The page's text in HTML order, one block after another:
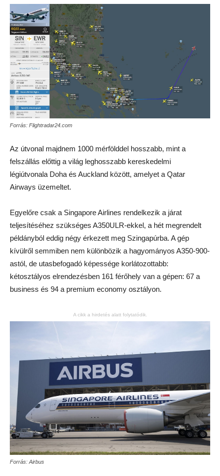
Forrás: Flightradar24.com
Az útvonal majdnem 1000 mérfölddel hosszabb, mint a
felszállás előttig a világ leghosszabb kereskedelmi
légiútvonala Doha és Auckland között, amelyet a Qatar
Airways üzemeltet.
Egyelőre csak a Singapore Airlines rendelkezik a járat
teljesítéséhez szükséges A350ULR-ekkel, a hét megrendelt
példányból eddig négy érkezett meg Szingapúrba. A gép
kívülről semmiben nem különbözik a hagyományos A350-900-
astól, de utasbefogadó képessége korlátozottabb:
kétosztályos elrendezésben 161 férőhely van a gépen: 67 a
business és 94 a premium economy osztályon.
A cikk a hirdetés alatt folytatódik.
Forrás: Airbus